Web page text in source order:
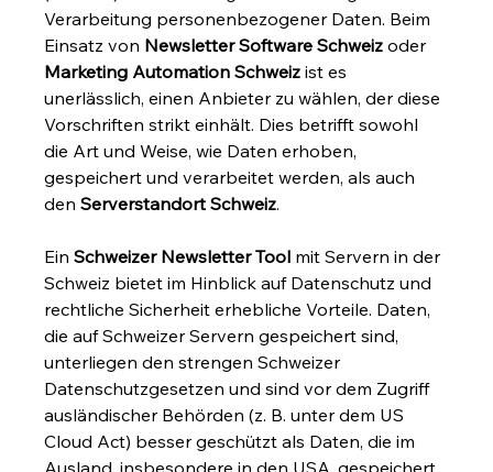
Verarbeitung personenbezogener Daten. Beim
Einsatz von Newsletter Software Schweiz oder
Marketing Automation Schweiz ist es
unerlässlich, einen Anbieter zu wählen, der diese
Vorschriften strikt einhält. Dies betrifft sowohl
die Art und Weise, wie Daten erhoben,
gespeichert und verarbeitet werden, als auch
den Serverstandort Schweiz.
Ein Schweizer Newsletter Tool mit Servern in der
Schweiz bietet im Hinblick auf Datenschutz und
rechtliche Sicherheit erhebliche Vorteile. Daten,
die auf Schweizer Servern gespeichert sind,
unterliegen den strengen Schweizer
Datenschutzgesetzen und sind vor dem Zugriff
ausländischer Behörden (z. B. unter dem US
Cloud Act) besser geschützt als Daten, die im
Ausland, insbesondere in den USA, gespeichert